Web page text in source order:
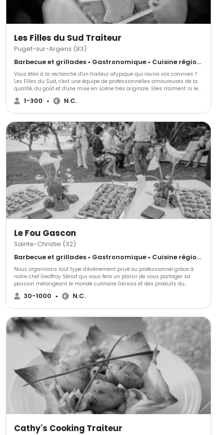
Les Filles du Sud Traiteur
Puget-sur-Argens (83)
Barbecue et grillades • Gastronomique • Cuisine régionale
Vous êtes à la recherche d'un traiteur atypique qui ravira vos convives ?
Les Filles du Sud, c'est une équipe de professionnelles amoureuses de la
qualité, du goût et d'une mise en scène très originale. Elles n'aiment ni les
buffets nappés en blanc, ni les pièces de cocktail alignées. Ce traiteur
privilégie l'élégance du service au plateau et des stands en bois ou en
1-300 • N.C.
Le Fou Gascon
Sainte-Christie (32)
Barbecue et grillades • Gastronomique • Cuisine régionale
Nous organisons tout type d’événement privé ou professionnel grâce à
notre chef Geoffroy Sénat qui vous fera un plaisir de vous partager sa
passion mélangeant le monde culinaire Gersois et des produits du
monde entier. Nous répondrons et nous nous adapterons à toutes vos
exigences.
30-1000 • N.C.
Cathy's Cooking Traiteur